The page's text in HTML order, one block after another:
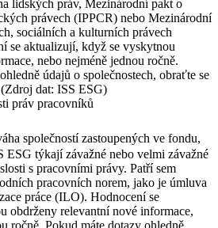
lidských práv, Mezinárodní pakt o
právech (IPPCR) nebo Mezinárodní
sociálních a kulturních právech
se aktualizují, když se vyskytnou
nebo nejméně jednou ročně.
údajů o společnostech, obraťte se
dat: ISS ESG)
práv pracovníků
společností zastoupených ve fondu,
ESG týkají závažné nebo velmi závažné
s pracovními právy. Patří sem
pracovních norem, jako je úmluva
práce (ILO). Hodnocení se
obdrženy relevantní nové informace,
ročně. Pokud máte dotazy ohledně